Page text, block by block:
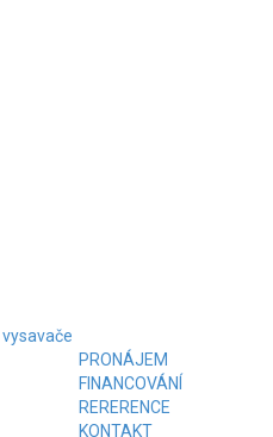
PRONÁJEM
FINANCOVÁNÍ
RERERENCE
KONTAKT